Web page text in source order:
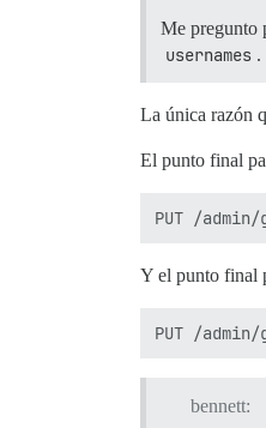
Me pregunto
usernames .
La única razón
El punto final
Y el punto final
bennett: